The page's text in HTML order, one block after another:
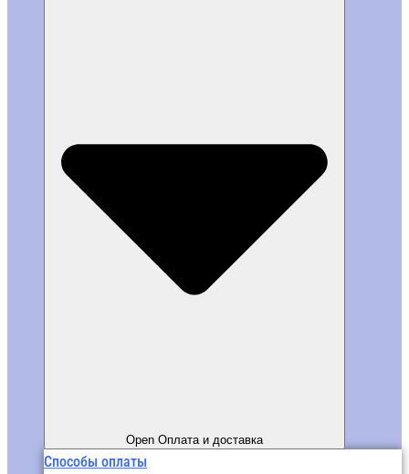
Open Оплата и доставка
Способы оплаты